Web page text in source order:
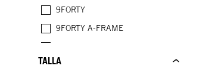
9FORTY
9FORTY A-FRAME
9SEVENTY STRETCH SNAP
TALLA